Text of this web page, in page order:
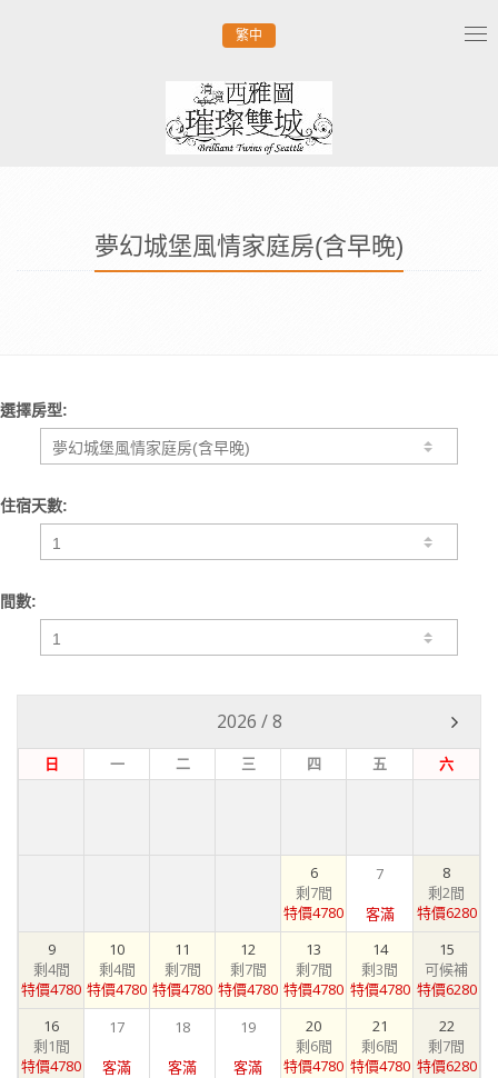
繁中
夢幻城堡風情家庭房(含早晚)
選擇房型:
住宿天數:
間數:
2026 /8
日 一 二 三 四 五 六
6
剩7間
特價4780
7
客滿
8
剩2間
特價6280
9
剩4間
特價4780
10
剩4間
特價4780
11
剩7間
特價4780
12
剩7間
特價4780
13
剩7間
特價4780
14
剩3間
特價4780
15
可候補
特價6280
16
剩1間
特價4780
17
客滿
18
客滿
19
客滿
20
剩6間
特價4780
21
剩6間
特價4780
22
剩7間
特價6280